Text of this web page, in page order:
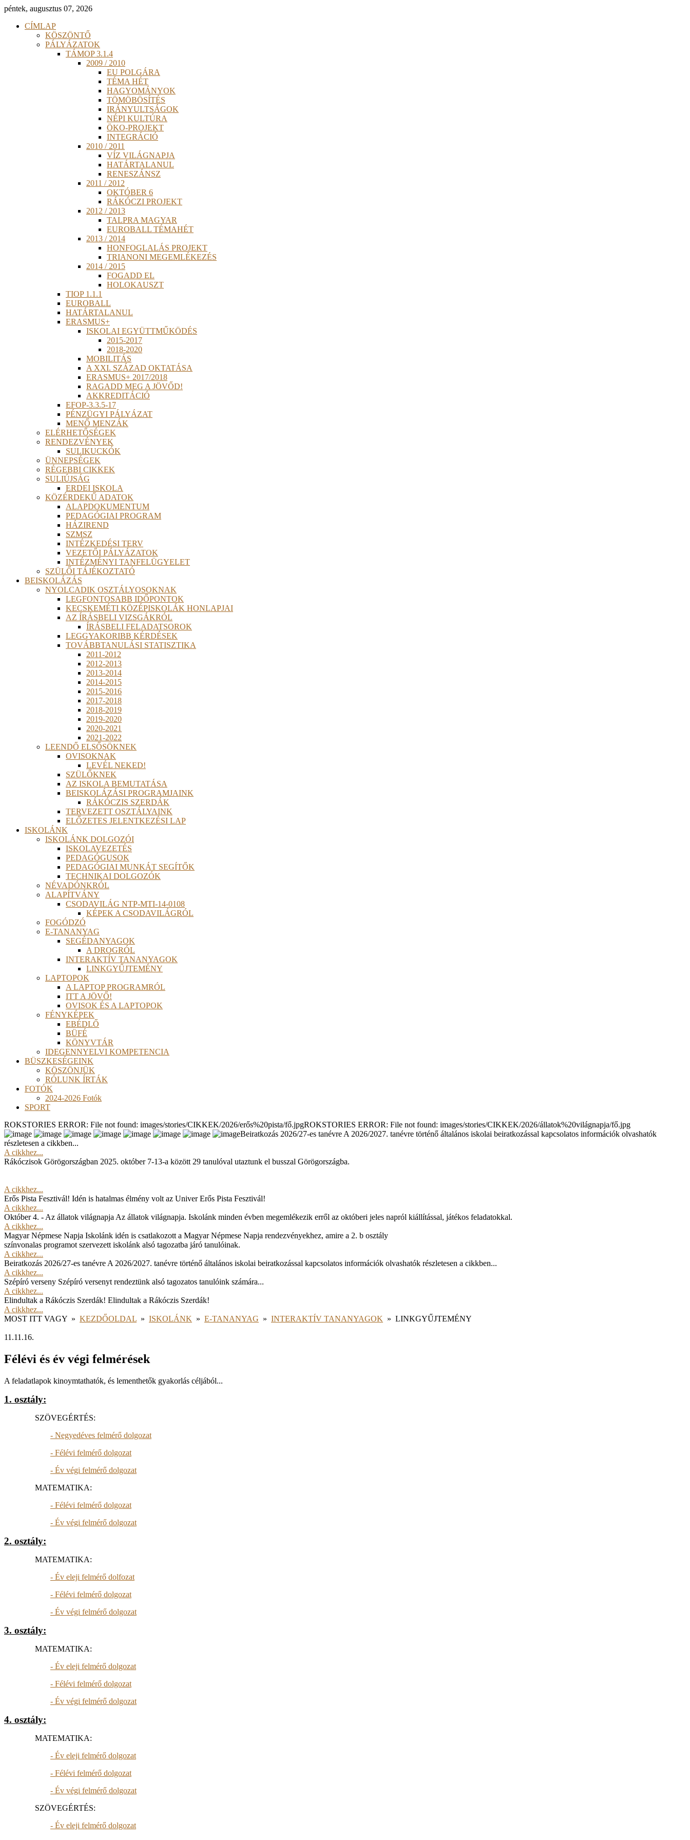
péntek, augusztus 07, 2026
CÍMLAP
KÖSZÖNTŐ
PÁLYÁZATOK
TÁMOP 3.1.4
2009 / 2010
EU POLGÁRA
TÉMA HÉT
HAGYOMÁNYOK
TÖMÖBÖSÍTÉS
IRÁNYULTSÁGOK
NÉPI KULTÚRA
ÖKO-PROJEKT
INTEGRÁCIÓ
2010 / 2011
VÍZ VILÁGNAPJA
HATÁRTALANUL
RENESZÁNSZ
2011 / 2012
OKTÓBER 6
RÁKÓCZI PROJEKT
2012 / 2013
TALPRA MAGYAR
EUROBALL TÉMAHÉT
2013 / 2014
HONFOGLALÁS PROJEKT
TRIANONI MEGEMLÉKEZÉS
2014 / 2015
FOGADD EL
HOLOKAUSZT
TIOP 1.1.1
EUROBALL
HATÁRTALANUL
ERASMUS+
ISKOLAI EGYÜTTMŰKÖDÉS
2015-2017
2018-2020
MOBILITÁS
A XXI. SZÁZAD OKTATÁSA
ERASMUS+ 2017/2018
RAGADD MEG A JÖVŐD!
AKKREDITÁCIÓ
EFOP-3.3.5-17
PÉNZÜGYI PÁLYÁZAT
MENŐ MENZÁK
ELÉRHETŐSÉGEK
RENDEZVÉNYEK
SULIKUCKÓK
ÜNNEPSÉGEK
RÉGEBBI CIKKEK
SULIÚJSÁG
ERDEI ISKOLA
KÖZÉRDEKŰ ADATOK
ALAPDOKUMENTUM
PEDAGÓGIAI PROGRAM
HÁZIREND
SZMSZ
INTÉZKEDÉSI TERV
VEZETŐI PÁLYÁZATOK
INTÉZMÉNYI TANFELÜGYELET
SZÜLŐI TÁJÉKOZTATÓ
BEISKOLÁZÁS
NYOLCADIK OSZTÁLYOSOKNAK
LEGFONTOSABB IDŐPONTOK
KECSKEMÉTI KÖZÉPISKOLÁK HONLAPJAI
AZ ÍRÁSBELI VIZSGÁKRÓL
ÍRÁSBELI FELADATSOROK
LEGGYAKORIBB KÉRDÉSEK
TOVÁBBTANULÁSI STATISZTIKA
2011-2012
2012-2013
2013-2014
2014-2015
2015-2016
2017-2018
2018-2019
2019-2020
2020-2021
2021-2022
LEENDŐ ELSŐSÖKNEK
OVISOKNAK
LEVÉL NEKED!
SZÜLŐKNEK
AZ ISKOLA BEMUTATÁSA
BEISKOLÁZÁSI PROGRAMJAINK
RÁKÓCZIS SZERDÁK
TERVEZETT OSZTÁLYAINK
ELŐZETES JELENTKEZÉSI LAP
ISKOLÁNK
ISKOLÁNK DOLGOZÓI
ISKOLAVEZETÉS
PEDAGÓGUSOK
PEDAGÓGIAI MUNKÁT SEGÍTŐK
TECHNIKAI DOLGOZÓK
NÉVADÓNKRÓL
ALAPÍTVÁNY
CSODAVILÁG NTP-MTI-14-0108
KÉPEK A CSODAVILÁGRÓL
FOGÓDZÓ
E-TANANYAG
SEGÉDANYAGOK
A DROGRÓL
INTERAKTÍV TANANYAGOK
LINKGYŰJTEMÉNY
LAPTOPOK
A LAPTOP PROGRAMRÓL
ITT A JÖVŐ!
OVISOK ÉS A LAPTOPOK
FÉNYKÉPEK
EBÉDLŐ
BÜFÉ
KÖNYVTÁR
IDEGENNYELVI KOMPETENCIA
BÜSZKESÉGEINK
KÖSZÖNJÜK
RÓLUNK ÍRTÁK
FOTÓK
2024-2026 Fotók
SPORT
ROKSTORIES ERROR: File not found: images/stories/CIKKEK/2026/erős%20pista/fő.jpgROKSTORIES ERROR: File not found: images/stories/CIKKEK/2026/állatok%20világnapja/fő.jpg
Beiratkozás 2026/27-es tanévre A 2026/2027. tanévre történő általános iskolai beiratkozással kapcsolatos információk olvashatók
részletesen a cikkben...
A cikkhez...
Rákóczisok Görögországban 2025. október 7-13-a között 29 tanulóval utaztunk el busszal Görögországba.
A cikkhez...
Erős Pista Fesztivál! Idén is hatalmas élmény volt az Univer Erős Pista Fesztivál!
A cikkhez...
Október 4. - Az állatok világnapja Az állatok világnapja. Iskolánk minden évben megemlékezik erről az októberi jeles napról kiállítással, játékos feladatokkal.
A cikkhez...
Magyar Népmese Napja Iskolánk idén is csatlakozott a Magyar Népmese Napja rendezvényekhez, amire a 2. b osztály
színvonalas programot szervezett iskolánk alsó tagozatba járó tanulóinak.
A cikkhez...
Beiratkozás 2026/27-es tanévre A 2026/2027. tanévre történő általános iskolai beiratkozással kapcsolatos információk olvashatók részletesen a cikkben...
A cikkhez...
Szépíró verseny Szépíró versenyt rendeztünk alsó tagozatos tanulóink számára...
A cikkhez...
Elindultak a Rákóczis Szerdák! Elindultak a Rákóczis Szerdák!
A cikkhez...
MOST ITT VAGY » KEZDŐOLDAL » ISKOLÁNK » E-TANANYAG » INTERAKTÍV TANANYAGOK » LINKGYŰJTEMÉNY
11.11.16.
Félévi és év végi felmérések
A feladatlapok kinoymtathatók, és lementhetők gyakorlás céljából...
1. osztály:
SZÖVEGÉRTÉS:
- Negyedéves felmérő dolgozat
- Félévi felmérő dolgozat
- Év végi felmérő dolgozat
MATEMATIKA:
- Félévi felmérő dolgozat
- Év végi felmérő dolgozat
2. osztály:
MATEMATIKA:
- Év eleji felmérő dolfozat
- Félévi felmérő dolgozat
- Év végi felmérő dolgozat
3. osztály:
MATEMATIKA:
- Év eleji felmérő dolgozat
- Félévi felmérő dolgozat
- Év végi felmérő dolgozat
4. osztály:
MATEMATIKA:
- Év eleji felmérő dolgozat
- Félévi felmérő dolgozat
- Év végi felmérő dolgozat
SZÖVEGÉRTÉS:
- Év eleji felmérő dolgozat